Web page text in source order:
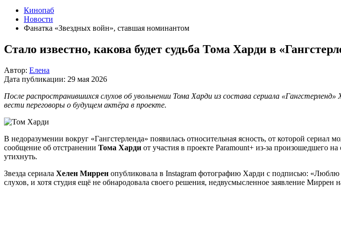
Кинопаб
Новости
Фанатка «Звездных войн», ставшая номинантом
Стало известно, какова будет судьба Тома Харди в
Автор: Елена
Дата публикации: 29 мая 2026
После распространившихся слухов об увольнении Тома Харди из состава сериала
вести переговоры о будущем актёра в проекте.
В недоразумении вокруг «Гангстерленда» появилась относительная ясность, от которой сериал
сообщение об отстранении Тома Харди от участия в проекте Paramount+ из-за произошедшего
утихнуть.
Звезда сериала Хелен Миррен опубликовала в Instagram фотографию Харди с подписью: «Люблю
слухов, и хотя студия ещё не обнародовала своего решения, недвусмысленное заявление Миррен